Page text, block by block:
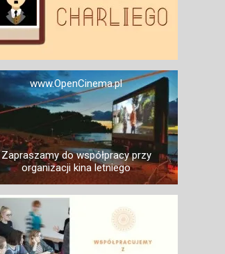
www.OpenCinema.pl
Zapraszamy do współpracy przy
organizacji kina letniego